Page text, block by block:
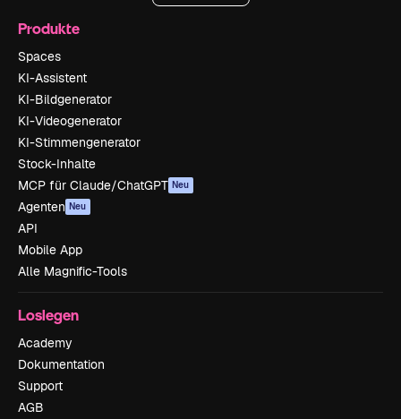
Produkte
Spaces
KI-Assistent
KI-Bildgenerator
KI-Videogenerator
KI-Stimmengenerator
Stock-Inhalte
MCP für Claude/ChatGPT Neu
Agenten Neu
API
Mobile App
Alle Magnific-Tools
Loslegen
Academy
Dokumentation
Support
AGB